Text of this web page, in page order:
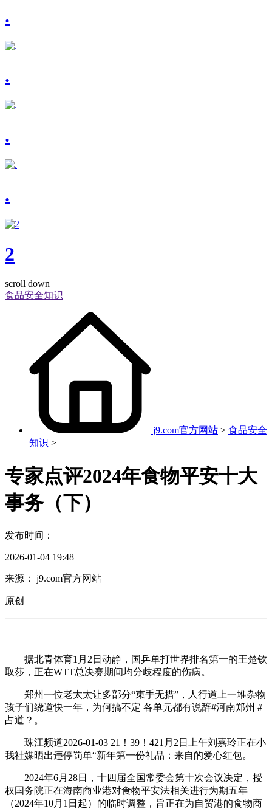
.
.
.
.
2
scroll down
食品安全知识
j9.com官方网站 > 食品安全
知识 >
专家点评2024年食物平安十大
事务（下）
发布时间：
2026-01-04 19:48
来源： j9.com官方网站
原创
据北青体育1月2日动静，国乒单打世界排名第一的王楚钦
取莎，正在WTT总决赛期间均分歧程度的伤病。
郑州一位老太太让多部分“束手无措”，人行道上一堆杂物
孩子们绕道快一年，为何搞不定 各单元都有说辞#河南郑州 #
占道？。
珠江频道2026-01-03 21！39！421月2日上午刘嘉玲正在小
我社媒晒出违停罚单“新年第一份礼品：来自的爱心红包。
2024年6月28日，十四届全国常委会第十次会议决定，授
权国务院正在海南商业港对食物平安法相关进行为期五年
（2024年10月1日起）的临时调整，旨正在为自贸港的食物商